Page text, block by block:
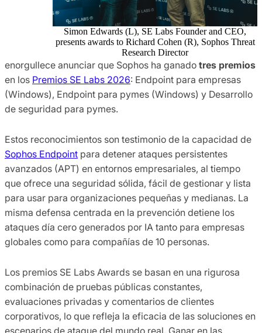
Simon Edwards (L), SE Labs Founder and CEO,
presents awards to Richard Cohen (R), Sophos Threat
Research Director
enorgullece anunciar que Sophos ha ganado tres premios
en los Premios SE Labs 2026: Endpoint para empresas
(Windows), Endpoint para pymes (Windows) y Desarrollo
de seguridad para pymes.
Estos reconocimientos son testimonio de la capacidad de
Sophos Endpoint para detener ataques persistentes
avanzados (APT) en entornos empresariales, al tiempo
que ofrece una seguridad sólida, fácil de gestionar y lista
para usar para organizaciones pequeñas y medianas. La
misma defensa centrada en la prevención detiene los
ataques día cero generados por IA tanto para empresas
globales como para compañías de 10 personas.
Los premios SE Labs Awards se basan en una rigurosa
combinación de pruebas públicas constantes,
evaluaciones privadas y comentarios de clientes
corporativos, lo que refleja la eficacia de las soluciones en
escenarios de ataque del mundo real. Ganar en las